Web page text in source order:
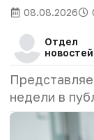
08.08.2026
Отдел
новостей
недели в